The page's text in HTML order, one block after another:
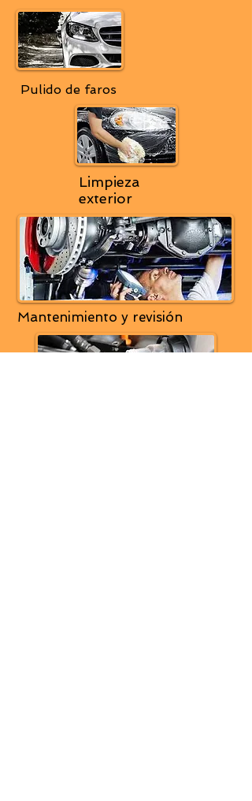
Pulido de faros
Limpieza
exterior
Mantenimiento y revisión